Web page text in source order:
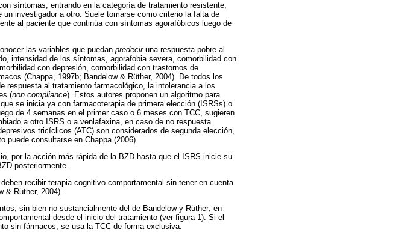
síntomas, entrando en la categoría de tratamiento resistente,
investigador a otro. Suele tomarse como criterio la falta de
al paciente que continúa con síntomas agorafóbicos luego de
las variables que puedan predeciruna respuesta pobre al
intensidad de los síntomas, agorafobia severa, comorbilidad con
con depresión, comorbilidad con trastornos de
(Chappa, 1997b; Bandelow & Rüther, 2004). De todos los
al tratamiento farmacológico, la intolerancia a los
(non compliance). Estos autores proponen un algoritmo para
se inicia ya con farmacoterapia de primera elección (ISRSs) o
de 4 semanas en el primer caso o 6 meses con TCC, sugieren
a otro ISRS o a venlafaxina, en caso de no respuesta.
tricíclicos (ATC) son considerados de segunda elección,
consultarse en Chappa (2006).
por la acción más rápida de la BZD hasta que el ISRS inicie su
posteriormente.
recibir terapia cognitivo-comportamental sin tener en cuenta
& Rüther, 2004).
sin bien no sustancialmente del de Bandelow y Rüther; en
desde el inicio del tratamiento (ver figura 1). Si el
sin fármacos, se usa la TCC de forma exclusiva.